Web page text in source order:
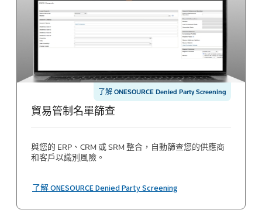
了解 ONESOURCE Denied Party Screening
貿易管制名單篩查
與您的 ERP、CRM 或 SRM 整合，自動篩查您的供應商
和客戶以識別風險。
了解 ONESOURCE Denied Party Screening